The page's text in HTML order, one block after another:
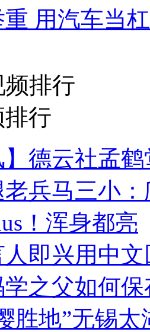
用汽车当
频排行
行
】德云社孟
兵马三小
！浑身都亮
即兴用中
学之父如何
胜地”无锡